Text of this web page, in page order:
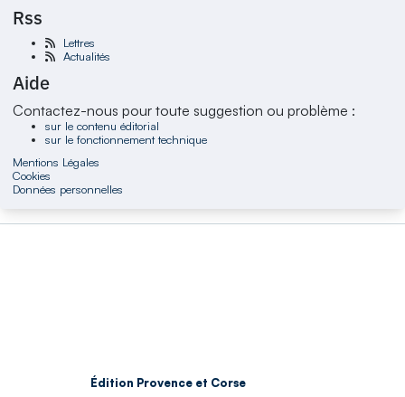
Rss
Lettres
Actualités
Aide
Contactez-nous pour toute suggestion ou problème :
sur le contenu éditorial
sur le fonctionnement technique
Mentions Légales
Cookies
Données personnelles
Édition Provence et Corse